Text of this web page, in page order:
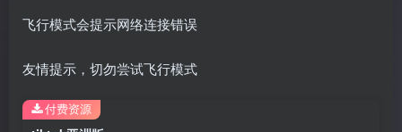
飞行模式会提示网络连接错误
友情提示，切勿尝试飞行模式
付费资源